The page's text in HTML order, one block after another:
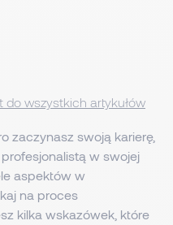
do wszystkich artykułów
zaczynasz swoją karierę,
w swojej
aspektów w
na proces
kilka wskazówek, które